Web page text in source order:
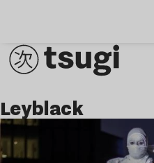
Nu Jazz
leyblack